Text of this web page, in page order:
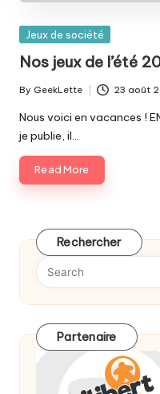
Posted
Jeux de société
Nos jeux de l’été
Posted
by
By GeekLette 23 août
Nous voici en vacances !
je publie, il…
Read More
Rechercher
Partenaire